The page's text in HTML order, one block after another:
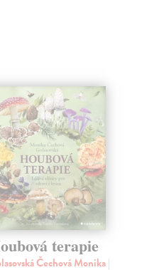
terapie
Čechová Monika|